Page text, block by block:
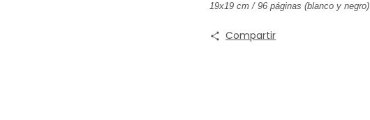
19x19 cm / 96 páginas (blanco y negro)
Compartir